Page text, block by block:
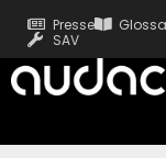
Presse
SAV